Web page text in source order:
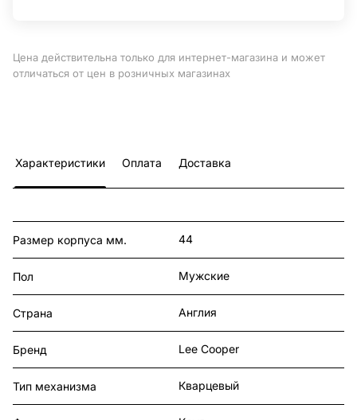
Цена действительна только для интернет-магазина и может
отличаться от цен в розничных магазинах
Характеристики Оплата Доставка
Размер корпуса мм. 44
Пол Мужские
Страна Англия
Бренд Lee Cooper
Тип механизма Кварцевый